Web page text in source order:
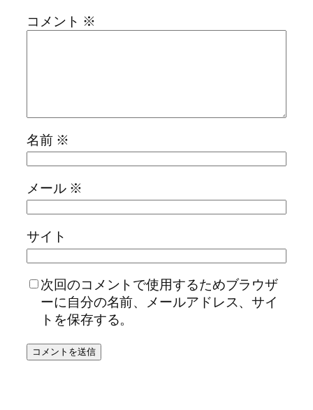
コメント ※
名前 ※
メール ※
サイト
次回のコメントで使用するためブラウザ
ーに自分の名前、メールアドレス、サイ
トを保存する。